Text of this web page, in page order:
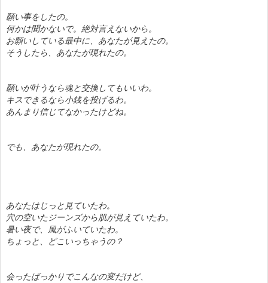
願い事をしたの。
何かは聞かないで。絶対言えないから。
お願いしている最中に、あなたが見えたの。
そうしたら、あなたが現れたの。
願いが叶うなら魂と交換してもいいわ。
キスできるなら小銭を投げるわ。
あんまり信じてなかったけどね。
でも、あなたが現れたの。
あなたはじっと見ていたわ。
穴の空いたジーンズから肌が見えていたわ。
暑い夜で、風がふいていたわ。
ちょっと、どこいっちゃうの？
会ったばっかりでこんなの変だけど、